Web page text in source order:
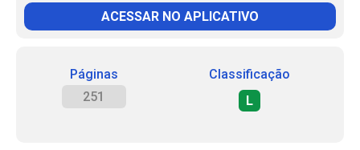
ACESSAR NO APLICATIVO
Páginas
251
Classificação
L